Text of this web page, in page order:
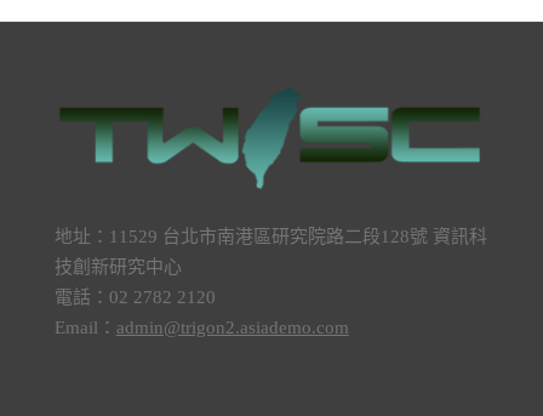
地址：11529 台北市南港區研究院路二段128號 資訊科
技創新研究中心
電話：02 2782 2120
Email： admin@trigon2.asiademo.com